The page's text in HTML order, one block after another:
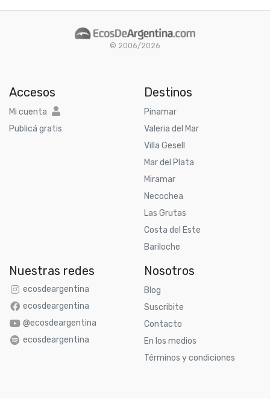
© 2006/2026
Accesos
Mi cuenta
Publicá gratis
Destinos
Pinamar
Valeria del Mar
Villa Gesell
Mar del Plata
Miramar
Necochea
Las Grutas
Costa del Este
Bariloche
Nuestras redes
ecosdeargentina
ecosdeargentina
@ecosdeargentina
ecosdeargentina
Nosotros
Blog
Suscribite
Contacto
En los medios
Términos y condiciones